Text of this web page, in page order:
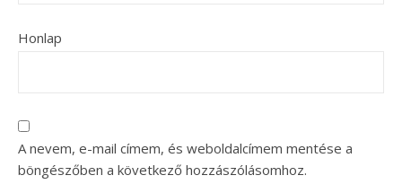
Honlap
A nevem, e-mail címem, és weboldalcímem mentése a
böngészőben a következő hozzászólásomhoz.